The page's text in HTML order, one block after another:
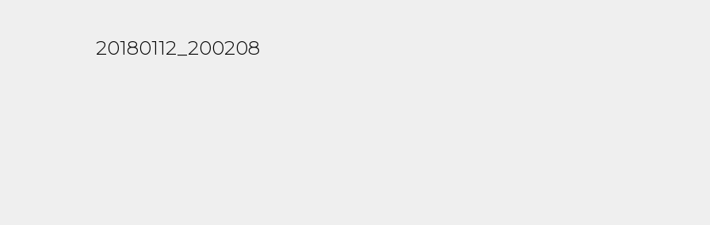
20180112_200208